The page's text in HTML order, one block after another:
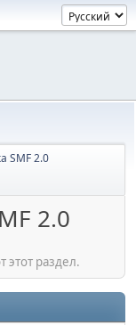
SMF 2.0
2.0
этот раздел.